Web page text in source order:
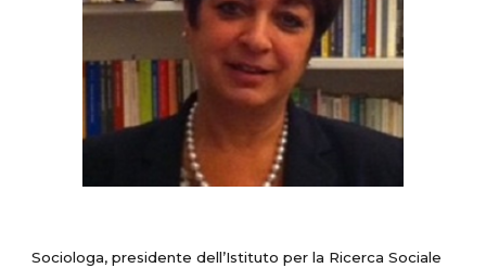
Sociologa, presidente dell’Istituto per la Ricerca Sociale